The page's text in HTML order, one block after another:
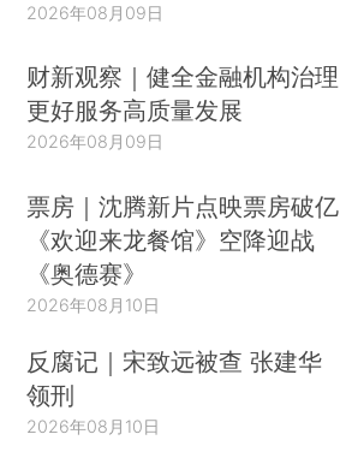
2026年08月09日
财新观察｜健全金融机构治理
更好服务高质量发展
2026年08月09日
票房｜沈腾新片点映票房破亿
《欢迎来龙餐馆》空降迎战
《奥德赛》
2026年08月10日
反腐记｜宋致远被查 张建华
领刑
2026年08月10日